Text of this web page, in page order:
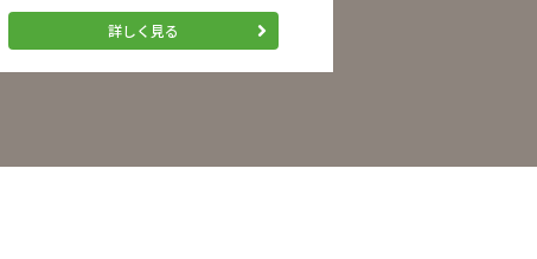
詳しく見る